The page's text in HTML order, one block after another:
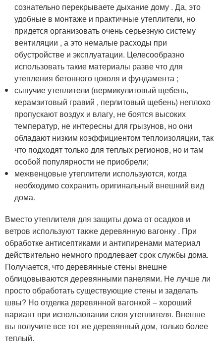
сознательно перекрываете дыхание дому . Да, это
удобные в монтаже и практичные утеплители, но
придется организовать очень серьезную систему
вентиляции , а это немалые расходы при
обустройстве и эксплуатации. Целесообразно
использовать такие материалы разве что для
утепления бетонного цоколя и фундамента ;
сыпучие утеплители (вермикулитовый щебень,
керамзитовый гравий , перлитовый щебень) неплохо
пропускают воздух и влагу, не боятся высоких
температур, не интересны для грызунов, но они
обладают низким коэффициентом теплоизоляции, так
что подходят только для теплых регионов, но и там
особой популярности не приобрели;
межвенцовые утеплители используются, когда
необходимо сохранить оригинальный внешний вид
дома.
Вместо утеплителя для защиты дома от осадков и
ветров используют также деревянную вагонку . При
обработке антисептиками и антипиренами материал
действительно немного продлевает срок службы дома.
Получается, что деревянные стены внешне
облицовываются деревянными панелями. Не лучше ли
просто обработать существующие стены и заделать
швы? Но отделка деревянной вагонкой – хороший
вариант при использовании слоя утеплителя. Внешне
вы получите все тот же деревянный дом, только более
теплый.